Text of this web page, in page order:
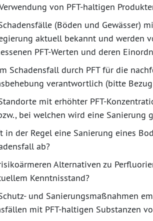
von PFT-haltigen
(Böden und Gewässer)
aktuell bekannt und werden
PFT-Werten und deren
Schadensfall durch PFT für die
verantwortlich (bitte
mit erhöhter PFT-
bei welchen wird eine Sanierung
in der Regel eine Sanierung eines
ab?
Alternativen zu
Kenntnisstand?
und Sanierungsmaßnahmen
mit PFT-haltigen Substanzen